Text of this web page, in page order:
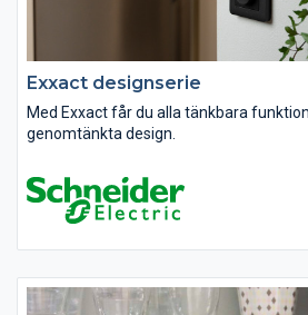
Exxact designserie
Med Exxact får du alla tänkbara
genomtänkta design.
Exxact-serien har skapats med
Denna kompletta designserie är vår
nästan alla miljöer. Serien finns i en